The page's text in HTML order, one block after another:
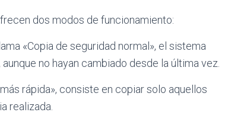
dos modos de funcionamiento:
«Copia de seguridad normal», el sistema
no hayan cambiado desde la última vez.
rápida», consiste en copiar solo aquellos
realizada.